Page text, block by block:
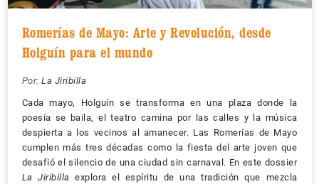
Romerías de Mayo: Arte y Revolución, desde
Holguín para el mundo
Por: La Jiribilla
Cada mayo, Holguín se transforma en una plaza donde la
poesía se baila, el teatro camina por las calles y la música
despierta a los vecinos al amanecer. Las Romerías de Mayo
cumplen más tres décadas como la fiesta del arte joven que
desafió el silencio de una ciudad sin carnaval. En este dossier
La Jiribilla explora el espíritu de una tradición que mezcla